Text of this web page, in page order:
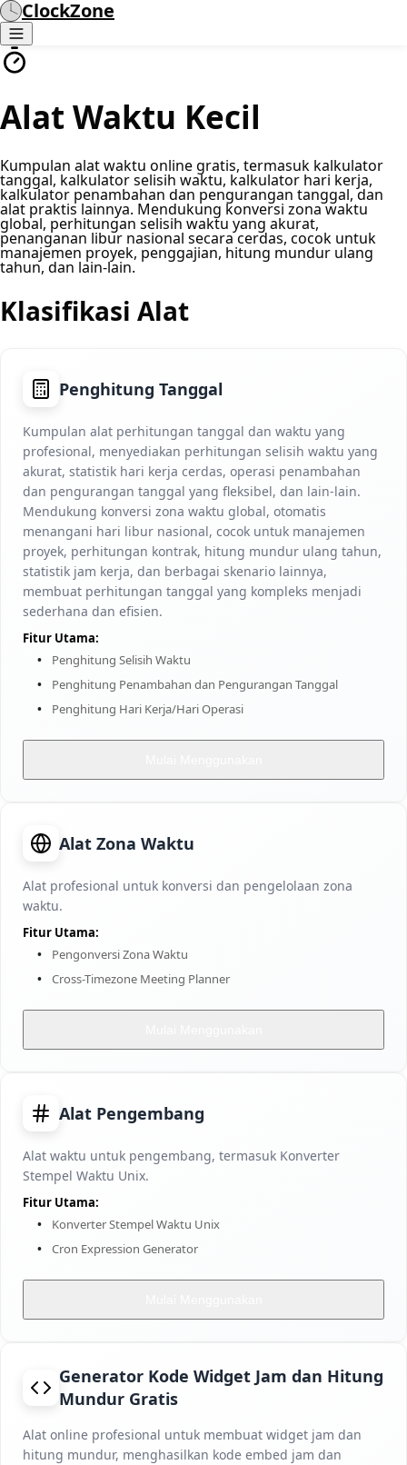
ClockZone
Alat Waktu Kecil
Kumpulan alat waktu online gratis, termasuk kalkulator
tanggal, kalkulator selisih waktu, kalkulator hari kerja,
kalkulator penambahan dan pengurangan tanggal, dan
alat praktis lainnya. Mendukung konversi zona waktu
global, perhitungan selisih waktu yang akurat,
penanganan libur nasional secara cerdas, cocok untuk
manajemen proyek, penggajian, hitung mundur ulang
tahun, dan lain-lain.
Klasifikasi Alat
Penghitung Tanggal
Kumpulan alat perhitungan tanggal dan waktu yang
profesional, menyediakan perhitungan selisih waktu yang
akurat, statistik hari kerja cerdas, operasi penambahan
dan pengurangan tanggal yang fleksibel, dan lain-lain.
Mendukung konversi zona waktu global, otomatis
menangani hari libur nasional, cocok untuk manajemen
proyek, perhitungan kontrak, hitung mundur ulang tahun,
statistik jam kerja, dan berbagai skenario lainnya,
membuat perhitungan tanggal yang kompleks menjadi
sederhana dan efisien.
Fitur Utama:
Penghitung Selisih Waktu
Penghitung Penambahan dan Pengurangan Tanggal
Penghitung Hari Kerja/Hari Operasi
Alat Zona Waktu
Alat profesional untuk konversi dan pengelolaan zona
waktu.
Fitur Utama:
Pengonversi Zona Waktu
Cross-Timezone Meeting Planner
Alat Pengembang
Alat waktu untuk pengembang, termasuk Konverter
Stempel Waktu Unix.
Fitur Utama:
Konverter Stempel Waktu Unix
Cron Expression Generator
Generator Kode Widget Jam dan Hitung
Mundur Gratis
Alat online profesional untuk membuat widget jam dan
hitung mundur, menghasilkan kode embed jam dan